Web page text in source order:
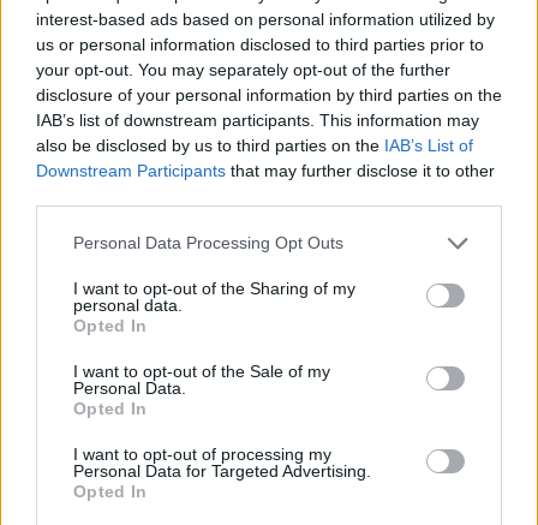
interest-based ads based on personal information utilized by
us or personal information disclosed to third parties prior to
your opt-out. You may separately opt-out of the further
disclosure of your personal information by third parties on the
IAB’s list of downstream participants. This information may
also be disclosed by us to third parties on the IAB’s List of
Downstream Participants that may further disclose it to other
Personal Data Processing Opt Outs
I want to opt-out of the Sharing of my
personal data.
Opted In
I want to opt-out of the Sale of my
Personal Data.
Opted In
I want to opt-out of processing my
Personal Data for Targeted Advertising.
Opted In
Artigo anterior
assumir funções na próxima
Segunda-feira como director
Guarda
Fernandes rejeita autoria da